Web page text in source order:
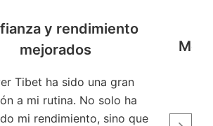
y rendimiento
mejorados
Tibet ha sido una gran
a mi rutina. No solo ha
mi rendimiento, sino que
Me